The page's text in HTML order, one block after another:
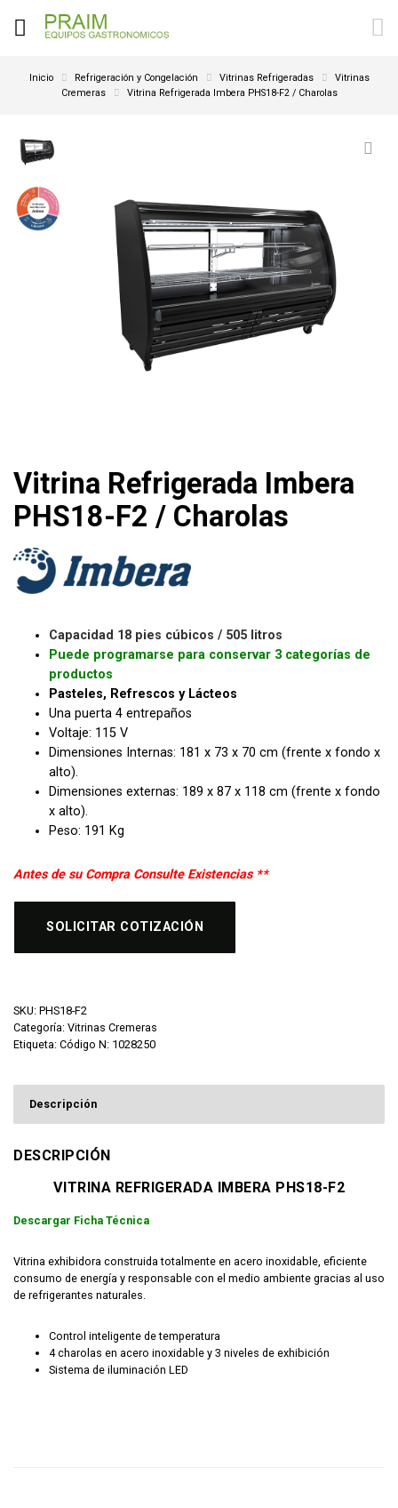
Inicio Refrigeración y Congelación Vitrinas Refrigeradas
Vitrinas
Cremeras
Vitrina Refrigerada Imbera PHS18-F2 / Charolas
Vitrina Refrigerada Imbera
PHS18-F2 / Charolas
Capacidad 18 pies cúbicos / 505 litros
Puede programarse para conservar 3 categorías de
productos
Pasteles, Refrescos y Lácteos
Una puerta 4 entrepaños
Voltaje: 115 V
Dimensiones Internas: 181 x 73 x 70 cm (frente x fondo x
alto).
Dimensiones externas: 189 x 87 x 118 cm (frente x fondo
x alto).
Peso: 191 Kg
Antes de su Compra Consulte Existencias **
SOLICITAR COTIZACIÓN
SKU: PHS18-F2
Categoría: Vitrinas Cremeras
Etiqueta: Código N: 1028250
Descripción
DESCRIPCIÓN
VITRINA REFRIGERADA IMBERA PHS18-F2
Descargar Ficha Técnica
Vitrina exhibidora construida totalmente en acero inoxidable, eficiente
consumo de energía y responsable con el medio ambiente gracias al uso
de refrigerantes naturales.
Control inteligente de temperatura
4 charolas en acero inoxidable y 3 niveles de exhibición
Sistema de iluminación LED